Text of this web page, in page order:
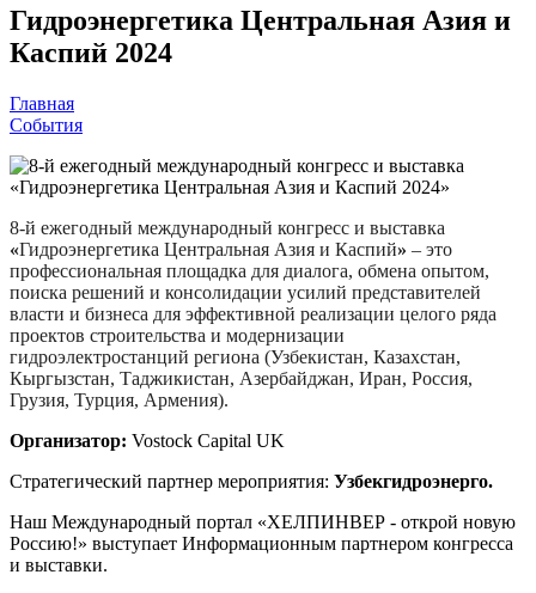
Гидроэнергетика Центральная Азия и
Каспий 2024
Главная
События
8-й ежегодный международный конгресс и выставка
«Гидроэнергетика Центральная Азия и Каспий» – это
профессиональная площадка для диалога, обмена опытом,
поиска решений и консолидации усилий представителей
власти и бизнеса для эффективной реализации целого ряда
проектов строительства и модернизации
гидроэлектростанций региона (Узбекистан, Казахстан,
Кыргызстан, Таджикистан, Азербайджан, Иран, Россия,
Грузия, Турция, Армения).
Организатор: Vostock Capital UK
Стратегический партнер мероприятия: Узбекгидроэнерго.
Наш Международный портал «ХЕЛПИНВЕР - открой новую
Россию!» выступает Информационным партнером конгресса
и выставки.